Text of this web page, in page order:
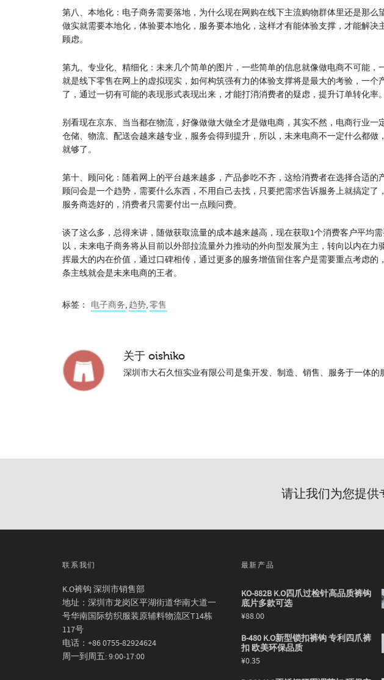
第八、本地化：电子商务需要落地，为什么现在网购在线下主流购物群体里还是那么
做实就需要本地化，体验要本地化，服务要本地化，这样才有能体验支撑，才能解决
顾虑。
第九、专业化、精细化：未来几个简单的图片，一些简单的信息就像做电商不可能，
就是线下零售在网上的虚拟现实，如何构筑强有力的体验支撑将是最大的考验，一个
了，通过一切有可能的表现形式表现出来，才能打消消费者的疑虑，提升订单转化率。
别看现在京东、当当都在物流，好像做做大做全才是做电商，其实不然，电商行业一
仓储、物流、配送会越来越专业，服务会得到提升，所以，未来电商不一定什么都做
就够了。
第十、顾问化：随着网上的平台越来越多，产品参吃不齐，这给消费者在选择合适的
顾问会是一个趋势，需要什么东西，不用自己去找，只要把需求告诉服务上就搞定了
服务商选好的，消费者只需要付出一点顾问费。
谈了这么多，总得来讲，随做获取流量的成本越来越高，现在获取1个消费客户平均
以，未来电子商务将从目前以外部拉流量外力推动的外向型发展为主，转向以内在力
挥最大的内在价值，通过口碑相传，通过更多的服务增值留住客户是需要重点考虑的
条主线就会是未来电商的王者。
标签： 电子商务, 趋势,零售
关于 oishiko
深圳市大石久恒实业有限公司是集开发、制造、销售、服务于一体的
请让我们为您提供
联系我们
K.O裤钩 深圳市销售部
地址：深圳市龙岗区平湖街道华南大道一
号华南国际纺织服装原辅料物流区T14栋
117号
电话：+86 0755-82924624
周一到周五: 9:00-17:00
最新产品
KO-882B K.O四爪过检针高品质裤钩
底片多款可选
¥88.00
B-480 K.O新型锁扣裤钩 专利四爪裤
扣 欧美环保品质
¥0.35